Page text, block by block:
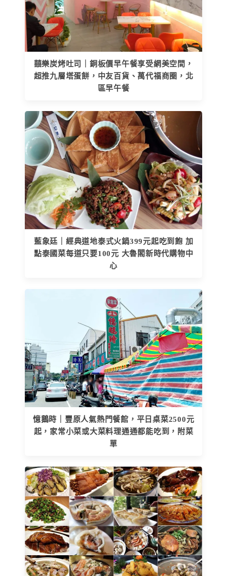
囍樂炭烤吐司｜銅板價早午餐享受網美空間，
超推九層塔蛋餅，中友百貨、萬代福商圈，北
區早午餐
藍象廷｜經典道地泰式火鍋399元起吃到飽 加
點泰國菜每道只要100元 大魯閣新時代購物中
心
憶鵝時｜豐原人氣熱門餐館，平日桌菜2500元
起，家常小菜或大菜料理通通都能吃到，附菜
單